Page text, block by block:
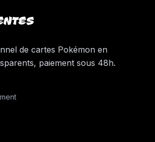
de cartes Pokémon en
paiement sous 48h.